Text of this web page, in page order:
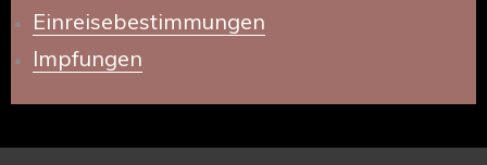
Einreisebestimmungen
Impfungen